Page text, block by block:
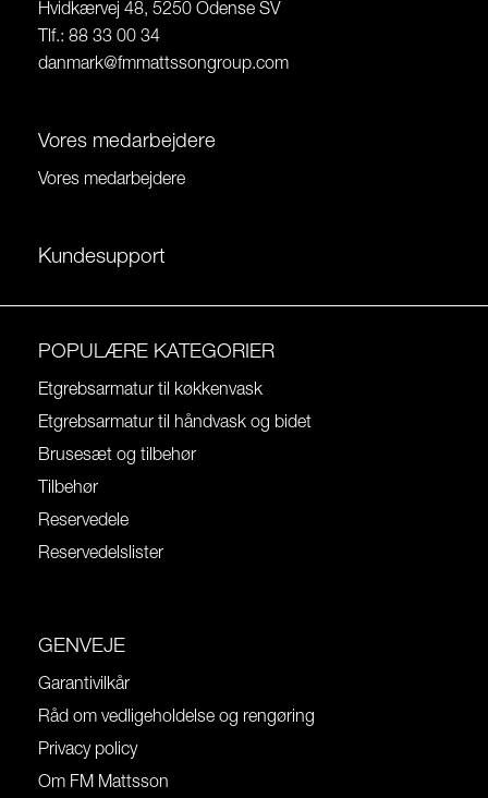
Hvidkærvej 48, 5250 Odense SV
Tlf.: 88 33 00 34
danmark@fmmattssongroup.com
Vores medarbejdere
Vores medarbejdere
Kundesupport
POPULÆRE KATEGORIER
Etgrebsarmatur til køkkenvask
Etgrebsarmatur til håndvask og bidet
Brusesæt og tilbehør
Tilbehør
Reservedele
Reservedelslister
GENVEJE
Garantivilkår
Råd om vedligeholdelse og rengøring
Privacy policy
Om FM Mattsson